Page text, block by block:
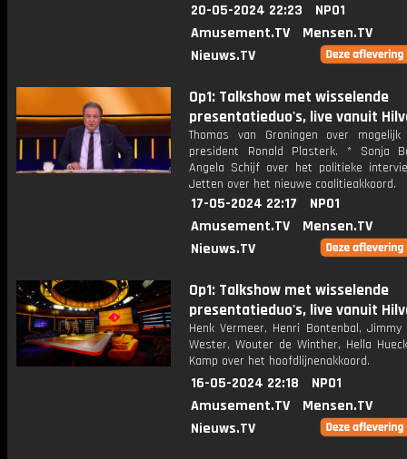
20-05-2024 22:23
NPO1
Amusement.TV
Mensen.TV
Nieuws.TV
Op1: Talkshow met wisselende
presentatieduo's, live vanuit
Thomas van Groningen over
president Ronald Plasterk. * Sonja
Angela Schijf over het politieke
Jetten over het nieuwe coalitieakkoord.
17-05-2024 22:17
NPO1
Amusement.TV
Mensen.TV
Nieuws.TV
Op1: Talkshow met wisselende
presentatieduo's, live vanuit
Henk Vermeer, Henri Bontenbal, Jimmy
Wester, Wouter de Winther, Hella
Kamp over het hoofdlijnenakkoord.
16-05-2024 22:18
NPO1
Amusement.TV
Mensen.TV
Nieuws.TV